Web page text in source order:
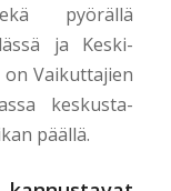
pyörällä
ja Keski-
on Vaikuttajien
keskusta-
päällä.